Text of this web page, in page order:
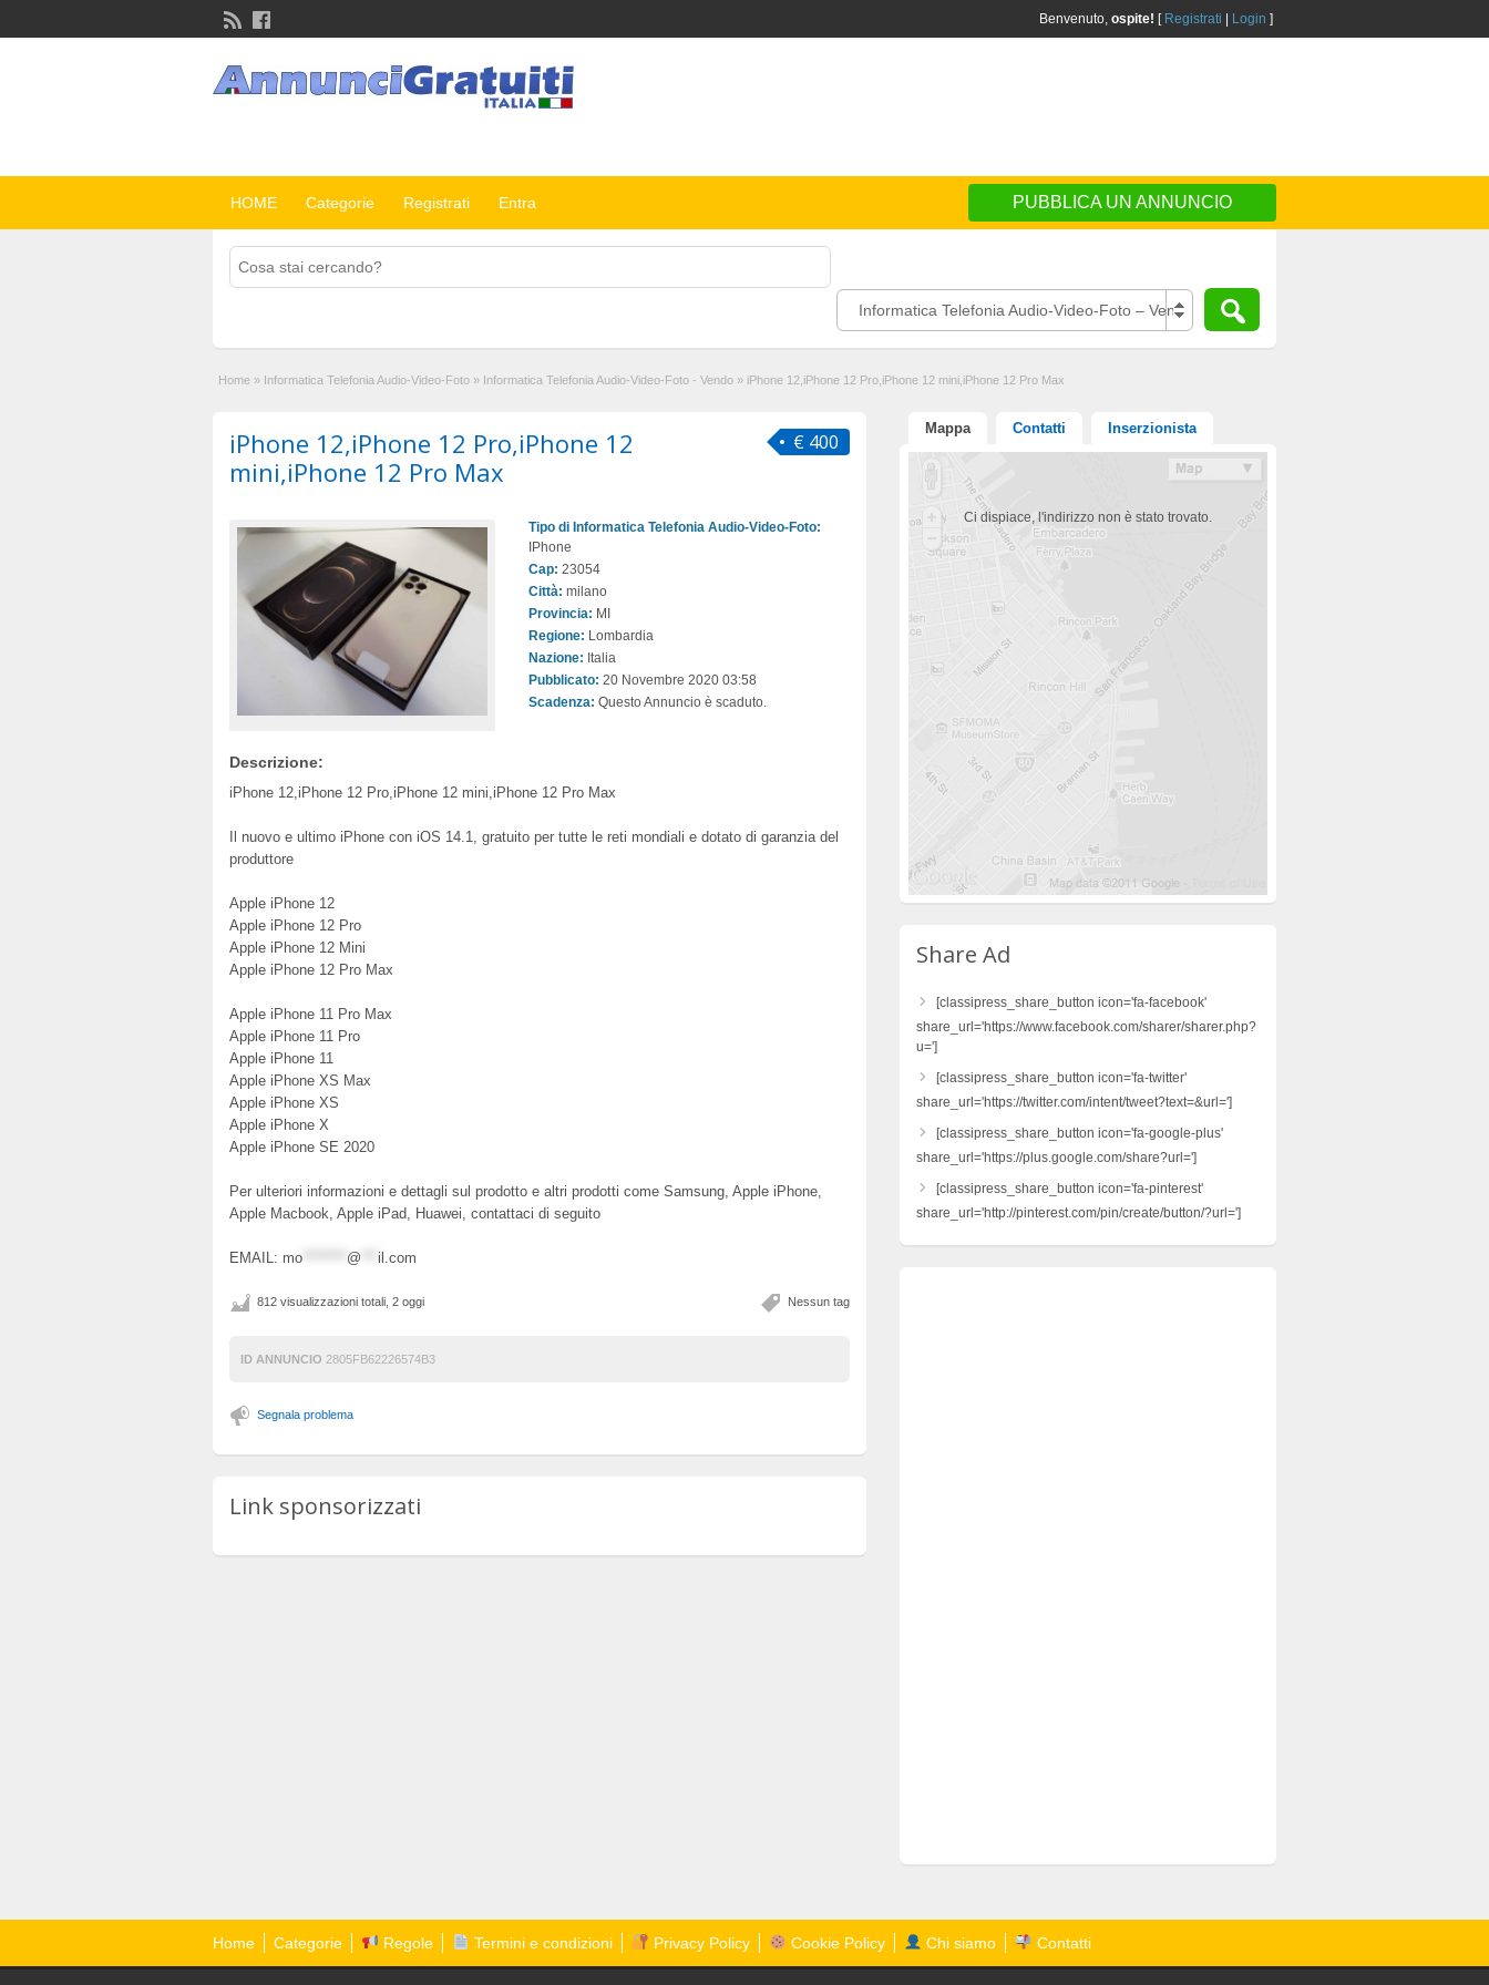
Benvenuto, ospite! [ Registrati Login ]
HOME Categorie Registrati Entra PUBBLICA UN ANNUNCIO
Informatica Telefonia Audio-Video-Foto – Vendo
Home » Informatica Telefonia Audio-Video-Foto » Informatica Telefonia Audio-Video-Foto - Vendo » iPhone 12,iPhone 12 Pro,iPhone 12 mini,iPhone 12 Pro Max
€ 400
iPhone 12,iPhone 12 Pro,iPhone 12
mini,iPhone 12 Pro Max
Tipo di Informatica Telefonia Audio-Video-Foto:
IPhone
Cap: 23054
Città: milano
Provincia: MI
Regione: Lombardia
Nazione: Italia
Pubblicato: 20 Novembre 2020 03:58
Scadenza: Questo Annuncio è scaduto.
Descrizione:
iPhone 12,iPhone 12 Pro,iPhone 12 mini,iPhone 12 Pro Max
Il nuovo e ultimo iPhone con iOS 14.1, gratuito per tutte le reti mondiali e dotato di garanzia del
produttore
Apple iPhone 12
Apple iPhone 12 Pro
Apple iPhone 12 Mini
Apple iPhone 12 Pro Max
Apple iPhone 11 Pro Max
Apple iPhone 11 Pro
Apple iPhone 11
Apple iPhone XS Max
Apple iPhone XS
Apple iPhone X
Apple iPhone SE 2020
Per ulteriori informazioni e dettagli sul prodotto e altri prodotti come Samsung, Apple iPhone,
Apple Macbook, Apple iPad, Huawei, contattaci di seguito
EMAIL: mo @ il.com
Nessun tag
812 visualizzazioni totali, 2 oggi
ID ANNUNCIO 2805FB62226574B3
Segnala problema
Link sponsorizzati
Mappa Contatti Inserzionista
Ci dispiace, l'indirizzo non è stato trovato.
Share Ad
[classipress_share_button icon='fa-facebook'
share_url='https://www.facebook.com/sharer/sharer.php?
u=']
[classipress_share_button icon='fa-twitter'
share_url='https://twitter.com/intent/tweet?text=&url=']
[classipress_share_button icon='fa-google-plus'
share_url='https://plus.google.com/share?url=']
[classipress_share_button icon='fa-pinterest'
share_url='http://pinterest.com/pin/create/button/?url=']
Home Categorie Regole Termini e condizioni Privacy Policy Cookie Policy Chi siamo Contatti